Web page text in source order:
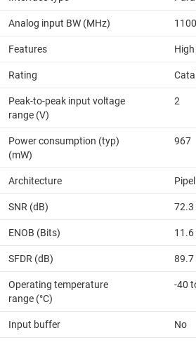
Analog input BW (MHz) 1100
Features
Rating
Peak-to-peak input voltage
range (V)
2
Power consumption (typ)
(mW)
967
Architecture
SNR (dB) 72.3
ENOB (Bits) 11.6
SFDR (dB) 89.7
Operating temperature
range (°C)
-40
Input buffer No